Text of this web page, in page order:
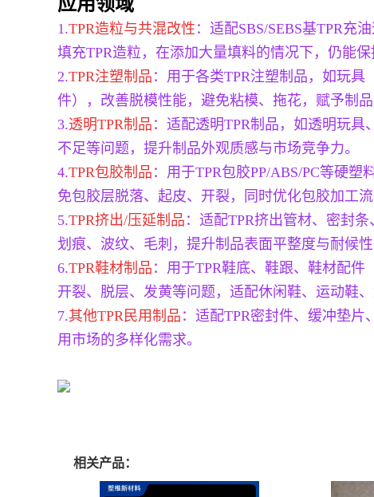
1.TPR造粒与共混改性 ：适配SBS/SEBS基TPR充
填充TPR造粒，在添加大量填料的情况下，仍能
2.TPR注塑制品 ：用于各类TPR注塑制品，如玩
件），改善脱模性能，避免粘模、拖花，赋予制
3.透明TPR制品 ：适配透明TPR制品，如透明玩
不足等问题，提升制品外观质感与市场竞争力。
4.TPR包胶制品 ：用于TPR包胶PP/ABS/PC等硬
免包胶层脱落、起皮、开裂，同时优化包胶加工
5.TPR挤出/压延制品 ：适配TPR挤出管材、密封
划痕、波纹、毛刺，提升制品表面平整度与耐候性
6.TPR鞋材制品 ：用于TPR鞋底、鞋跟、鞋材配
开裂、脱层、发黄等问题，适配休闲鞋、运动鞋、
7.其他TPR民用制品 ：适配TPR密封件、缓冲垫
用市场的多样化需求。
相关产品：